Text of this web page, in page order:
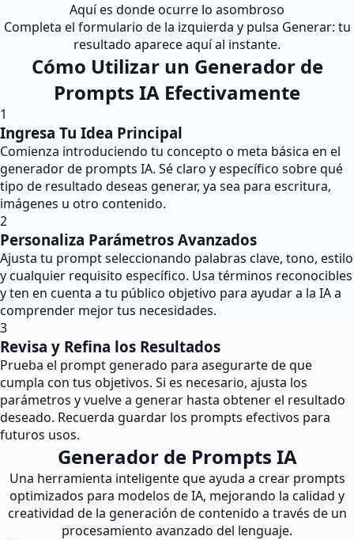
Aquí es donde ocurre lo asombroso
Completa el formulario de la izquierda y pulsa Generar: tu
resultado aparece aquí al instante.
Cómo Utilizar un Generador de
Prompts IA Efectivamente
1
Ingresa Tu Idea Principal
Comienza introduciendo tu concepto o meta básica en el
generador de prompts IA. Sé claro y específico sobre qué
tipo de resultado deseas generar, ya sea para escritura,
imágenes u otro contenido.
2
Personaliza Parámetros Avanzados
Ajusta tu prompt seleccionando palabras clave, tono, estilo
y cualquier requisito específico. Usa términos reconocibles
y ten en cuenta a tu público objetivo para ayudar a la IA a
comprender mejor tus necesidades.
3
Revisa y Refina los Resultados
Prueba el prompt generado para asegurarte de que
cumpla con tus objetivos. Si es necesario, ajusta los
parámetros y vuelve a generar hasta obtener el resultado
deseado. Recuerda guardar los prompts efectivos para
futuros usos.
Generador de Prompts IA
Una herramienta inteligente que ayuda a crear prompts
optimizados para modelos de IA, mejorando la calidad y
creatividad de la generación de contenido a través de un
procesamiento avanzado del lenguaje.